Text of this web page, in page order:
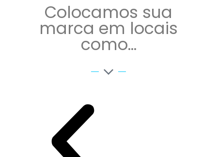
Colocamos sua
marca em locais
como...